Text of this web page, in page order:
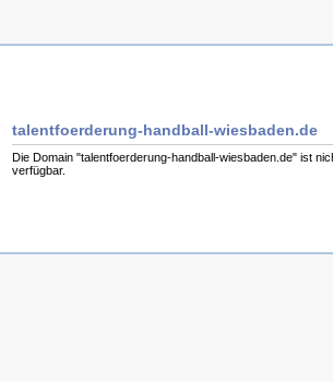
talentfoerderung-handball-wiesbaden.de
Die Domain "talentfoerderung-handball-wiesbaden.de" ist
verfügbar.